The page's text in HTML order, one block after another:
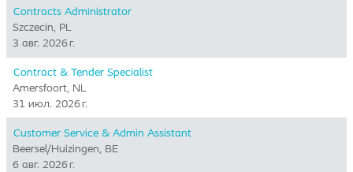
Contracts Administrator
Szczecin, PL
3 авг. 2026 г.
Contract & Tender Specialist
Amersfoort, NL
31 июл. 2026 г.
Customer Service & Admin Assistant
Beersel/Huizingen, BE
6 авг. 2026 г.